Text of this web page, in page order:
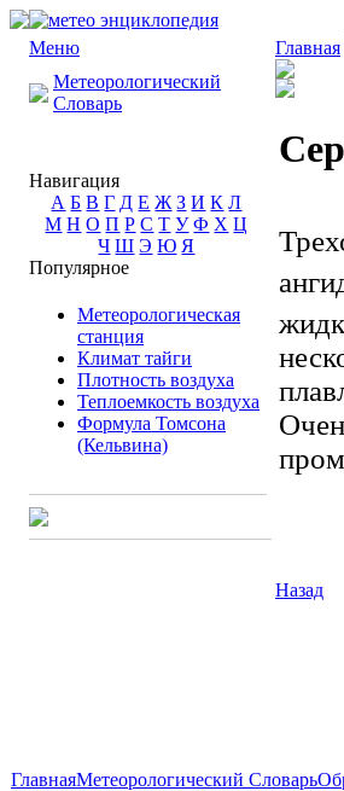
Меню
Метеорологический
Словарь
Навигация
А Б В Г Д Е Ж З И К Л
М Н О П Р С Т У Ф Х Ц
Ч Ш Э Ю Я
Популярное
Метеорологическая
станция
Климат тайги
Плотность воздуха
Теплоемкость воздуха
Формула Томсона
(Кельвина)
Главная
Назад
ГлавнаяМетеорологический Словарь